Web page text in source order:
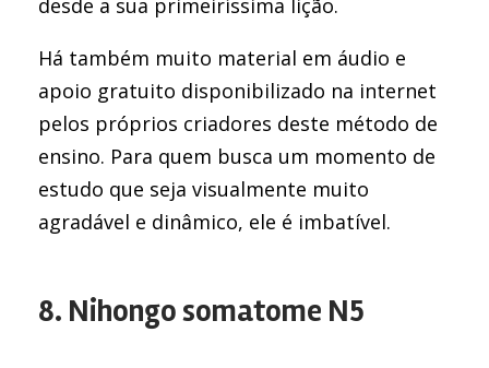
desde a sua primeiríssima lição.
Há também muito material em áudio e
apoio gratuito disponibilizado na internet
pelos próprios criadores deste método de
ensino. Para quem busca um momento de
estudo que seja visualmente muito
agradável e dinâmico, ele é imbatível.
8. Nihongo somatome N5